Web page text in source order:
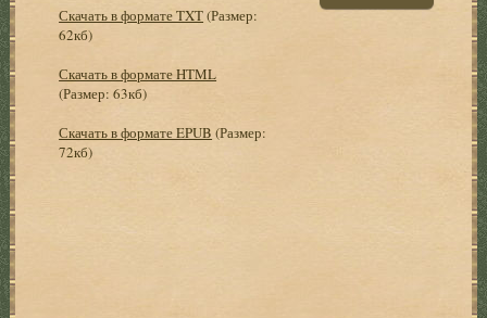
Скачать в формате TXT(Размер:
62кб)
Скачать в формате HTML
(Размер: 63кб)
Скачать в формате EPUB (Размер:
72кб)